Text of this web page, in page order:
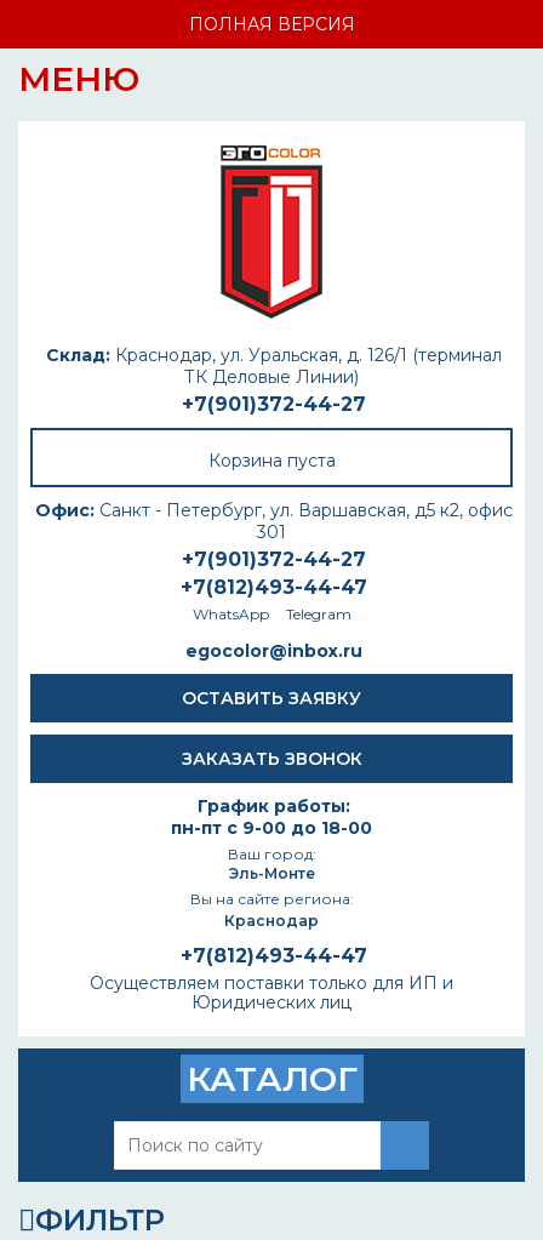
ПОЛНАЯ ВЕРСИЯ
МЕНЮ
Склад: Краснодар, ул. Уральская, д. 126/1 (терминал
ТК Деловые Линии)
+7(901)372-44-27
Корзина пуста
Офис: Санкт - Петербург, ул. Варшавская, д5 к2, офис
301
+7(901)372-44-27
+7(812)493-44-47
WhatsApp Telegram
egocolor@inbox.ru
ОСТАВИТЬ ЗАЯВКУ
ЗАКАЗАТЬ ЗВОНОК
График работы:
пн-пт с 9-00 до 18-00
Ваш город:
Эль-Монте
Вы на сайте региона:
Краснодар
+7(812)493-44-47
Осуществляем поставки только для ИП и
Юридических лиц
КАТАЛОГ
ФИЛЬТР